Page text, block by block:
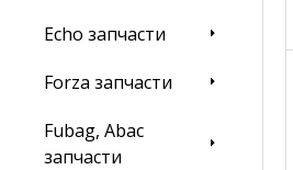
Echo запчасти
Forza запчасти
Fubag, Abac
запчасти